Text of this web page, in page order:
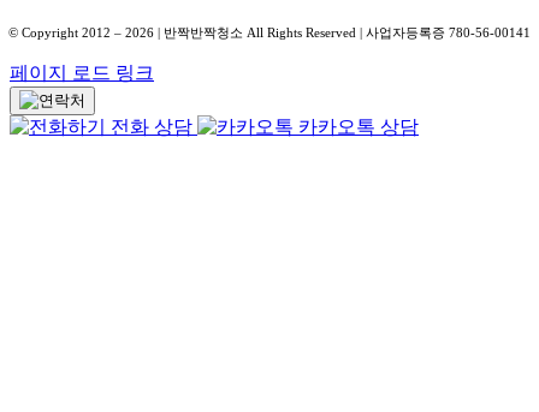
© Copyright 2012 – 2026 | 반짝반짝청소 All Rights Reserved | 사업자등록증 780-56-00141
페이지 로드 링크
전화 상담
카카오톡 상담